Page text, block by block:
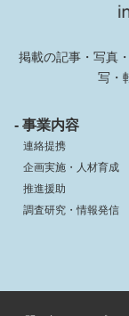
掲載の記事・写真
写・
- 事業内容
連絡提携
企画実施・人材育成
推進援助
調査研究・情報発信